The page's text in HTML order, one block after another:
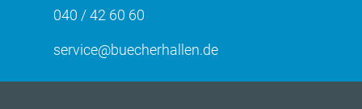
040 / 42 60 60
service@buecherhallen.de